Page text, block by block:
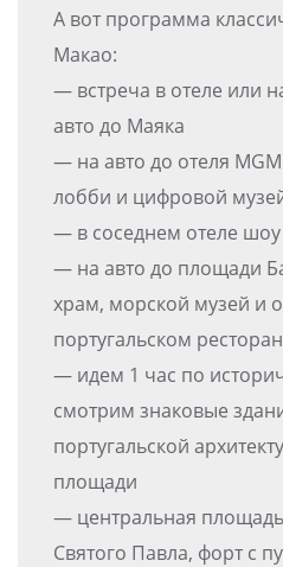
А вот программа
Макао:
— встреча в отеле или
авто до Маяка
— на авто до отеля
лобби и цифровой
— в соседнем отеле
— на авто до площади
храм, морской музей и
португальском
— идем 1 час по
смотрим знаковые
португальской
площади
— центральная
Святого Павла, форт с